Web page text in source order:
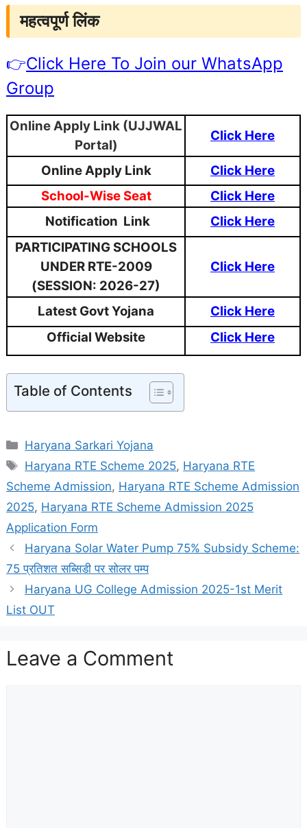
महत्वपूर्ण लिंक
👉Click Here To Join our WhatsApp
Group
Online Apply Link (UJJWAL
Portal)
Click Here
Online Apply Link
Click Here
School-Wise Seat
Click Here
Notification Link
Click Here
PARTICIPATING SCHOOLS
UNDER RTE-2009
(SESSION: 2026-27)
Click Here
Latest Govt Yojana
Click Here
Official Website
Click Here
Table of Contents
Categories
Haryana Sarkari Yojana
Tags
Haryana RTE Scheme 2025, Haryana RTE
Scheme Admission, Haryana RTE Scheme Admission
2025, Haryana RTE Scheme Admission 2025
Application Form
Haryana Solar Water Pump 75% Subsidy Scheme:
75 प्रतिशत सब्सिडी पर सोलर पम्प
Haryana UG College Admission 2025-1st Merit
List OUT
Leave a Comment